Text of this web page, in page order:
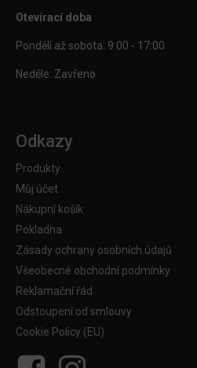
Otevírací doba
Pondělí až sobota: 9:00 - 17:00
Neděle: Zavřeno
Odkazy
Produkty
Můj účet
Nákupní košík
Pokladna
Zásady ochrany osobních údajů
Všeobecné obchodní podmínky
Reklamační řád
Odstoupení od smlouvy
Cookie Policy (EU)